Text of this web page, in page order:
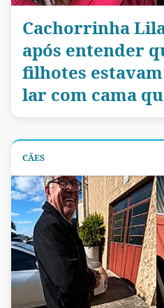
Cachorrinha
após entender
filhotes
lar com cama
CÃES